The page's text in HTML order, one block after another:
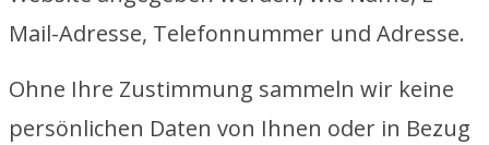
Mail-Adresse, Telefonnummer und Adresse.
Ohne Ihre Zustimmung sammeln wir keine
persönlichen Daten von Ihnen oder in Bezug